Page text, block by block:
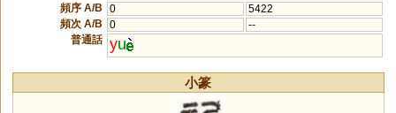
頻序 A/B
0
5422
頻次 A/B
0
--
普通話 yu
小篆